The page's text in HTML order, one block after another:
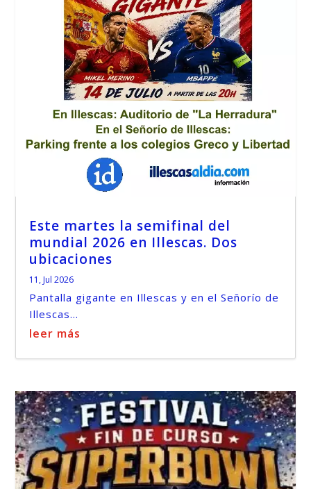
Este martes la semifinal del
mundial 2026 en Illescas. Dos
ubicaciones
11, Jul 2026
Pantalla gigante en Illescas y en el Señorío de
Illescas...
leer más